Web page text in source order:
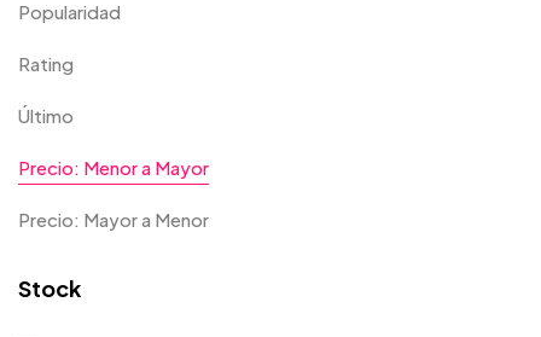
Popularidad
Rating
Último
Precio: Menor a Mayor
Precio: Mayor a Menor
Stock